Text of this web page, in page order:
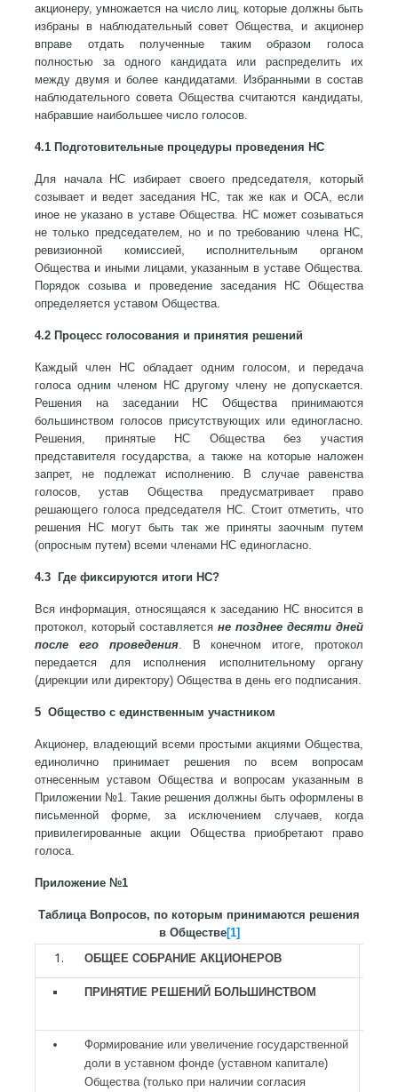
акционеру, умножается на число лиц, которые должны быть
избраны в наблюдательный совет Общества, и акционер
вправе отдать полученные таким образом голоса
полностью за одного кандидата или распределить их
между двумя и более кандидатами. Избранными в состав
наблюдательного совета Общества считаются кандидаты,
набравшие наибольшее число голосов.
4.1 Подготовительные процедуры проведения НС
Для начала НС избирает своего председателя, который
созывает и ведет заседания НС, так же как и ОСА, если
иное не указано в уставе Общества. НС может созываться
не только председателем, но и по требованию члена НС,
ревизионной комиссией, исполнительным органом
Общества и иными лицами, указанным в уставе Общества.
Порядок созыва и проведение заседания НС Общества
определяется уставом Общества.
4.2 Процесс голосования и принятия решений
Каждый член НС обладает одним голосом, и передача
голоса одним членом НС другому члену не допускается.
Решения на заседании НС Общества принимаются
большинством голосов присутствующих или единогласно.
Решения, принятые НС Общества без участия
представителя государства, а также на которые наложен
запрет, не подлежат исполнению. В случае равенства
голосов, устав Общества предусматривает право
решающего голоса председателя НС. Стоит отметить, что
решения НС могут быть так же приняты заочным путем
(опросным путем) всеми членами НС единогласно.
4.3 Где фиксируются итоги НС?
Вся информация, относящаяся к заседанию НС вносится в
протокол, который составляется не позднее десяти дней
после его проведения. В конечном итоге, протокол
передается для исполнения исполнительному органу
(дирекции или директору) Общества в день его подписания.
5 Общество с единственным участником
Акционер, владеющий всеми простыми акциями Общества,
единолично принимает решения по всем вопросам
отнесенным уставом Общества и вопросам указанным в
Приложении №1. Такие решения должны быть оформлены в
письменной форме, за исключением случаев, когда
привилегированные акции Общества приобретают право
голоса.
Приложение №1
Таблица Вопросов, по которым принимаются решения
в Обществе[1]
ОБЩЕЕ СОБРАНИЕ АКЦИОНЕРОВ
ПРИНЯТИЕ РЕШЕНИЙ БОЛЬШИНСТВОМ
Формирование или увеличение государственной
доли в уставном фонде (уставном капитале)
Общества (только при наличии согласия